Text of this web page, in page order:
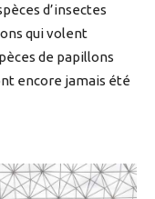
d’insectes
qui volent
de papillons
encore jamais été